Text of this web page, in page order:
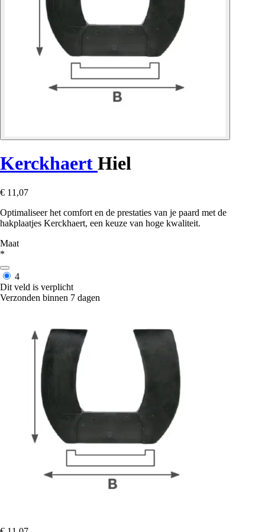
Kerckhaert Hiel
€ 11,07
Optimaliseer het comfort en de prestaties van je paard met de
hakplaatjes Kerckhaert, een keuze van hoge kwaliteit.
Maat
*
4
Dit veld is verplicht
Verzonden binnen 7 dagen